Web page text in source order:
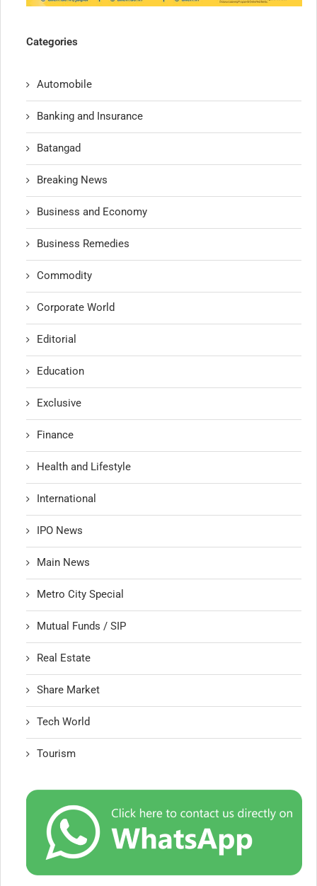
Categories
Automobile
Banking and Insurance
Batangad
Breaking News
Business and Economy
Business Remedies
Commodity
Corporate World
Editorial
Education
Exclusive
Finance
Health and Lifestyle
International
IPO News
Main News
Metro City Special
Mutual Funds / SIP
Real Estate
Share Market
Tech World
Tourism